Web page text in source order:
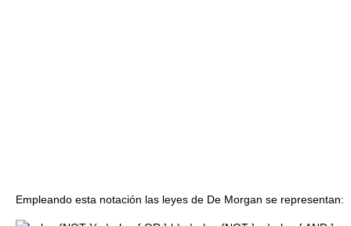
Empleando esta notación las leyes de De Morgan se representan: